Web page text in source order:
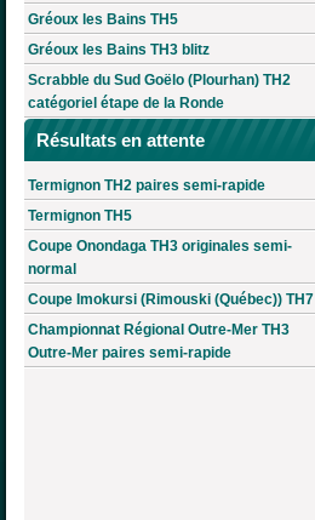
Gréoux les Bains TH5
Gréoux les Bains TH3 blitz
Scrabble du Sud Goëlo (Plourhan) TH2
catégoriel étape de la Ronde
Résultats en attente
Termignon TH2 paires semi-rapide
Termignon TH5
Coupe Onondaga TH3 originales semi-
normal
Coupe Imokursi (Rimouski (Québec)) TH7
Championnat Régional Outre-Mer TH3
Outre-Mer paires semi-rapide